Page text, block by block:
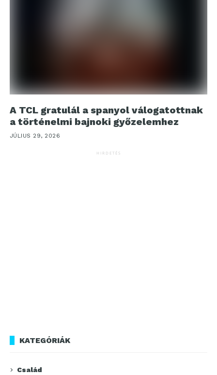
A TCL gratulál a spanyol válogatottnak
a történelmi bajnoki győzelemhez
JÚLIUS 29, 2026
HIRDETÉS
KATEGÓRIÁK
Család